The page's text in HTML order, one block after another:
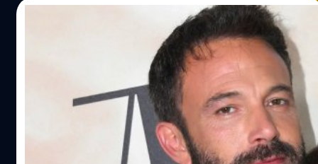
เจนนิเฟอร์ โลเปซ ประกาศหมั้นกับ เบน แอฟ
เจนนิเฟอร์ โลเปซ ได้โพสต์บนสื่อโซเชียลว่า "ฉันมีเรื่องที่พิเศษ
และน่าตื่นเต้นมาจะแบ่งปันให้คุณทราบ"
| 1580 days ago